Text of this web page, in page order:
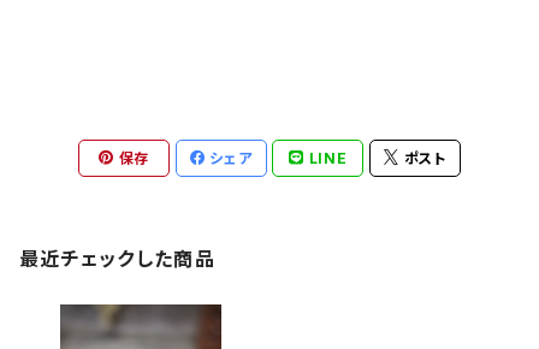
保存 シェア LINE ポスト
最近チェックした商品